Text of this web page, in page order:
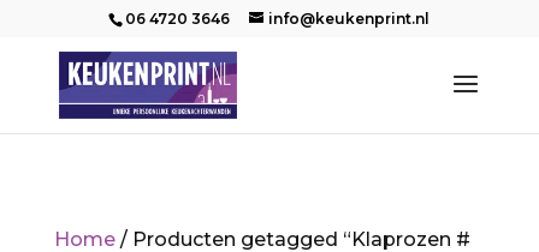
06 4720 3646 info@keukenprint.nl
Home/ Producten getagged “Klaprozen #